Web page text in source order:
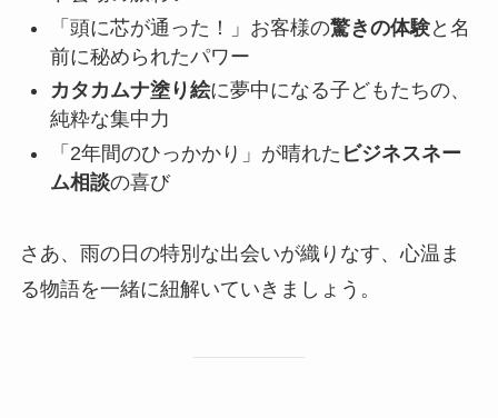
「頭に芯が通った！」お客様の驚きの体験と名
前に秘められたパワー
カタカムナ塗り絵に夢中になる子どもたちの、
純粋な集中力
「2年間のひっかかり」が晴れた ビジネスネー
ム相談の喜び
さあ、雨の日の特別な出会いが織りなす、心温ま
る物語を一緒に紐解いていきましょう。